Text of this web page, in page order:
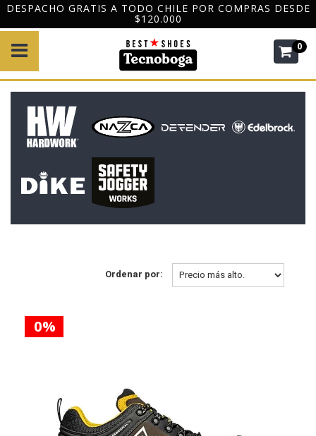
DESPACHO GRATIS A TODO CHILE POR COMPRAS DESDE
$120.000
0
Ordenar por:
0 %